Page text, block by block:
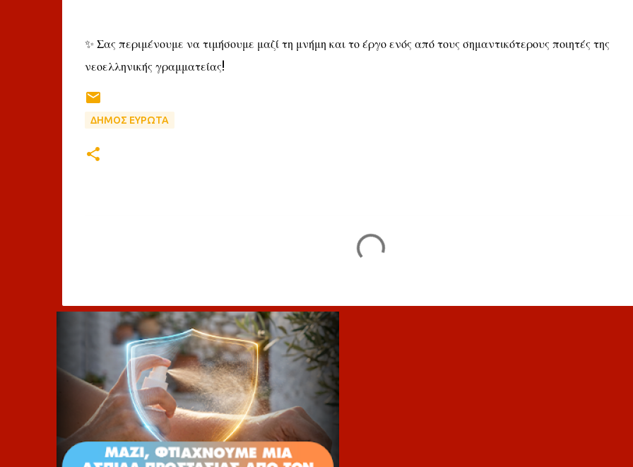
✨ Σας περιμένουμε να τιμήσουμε μαζί τη μνήμη και το έργο ενός από τους σημαντικότερους ποιητές της
νεοελληνικής γραμματείας!
ΔΗΜΟΣ ΕΥΡΩΤΑ
λ